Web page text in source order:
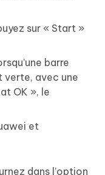
sur « Start »
barre
verte, avec une
OK », le
et
dans l’option